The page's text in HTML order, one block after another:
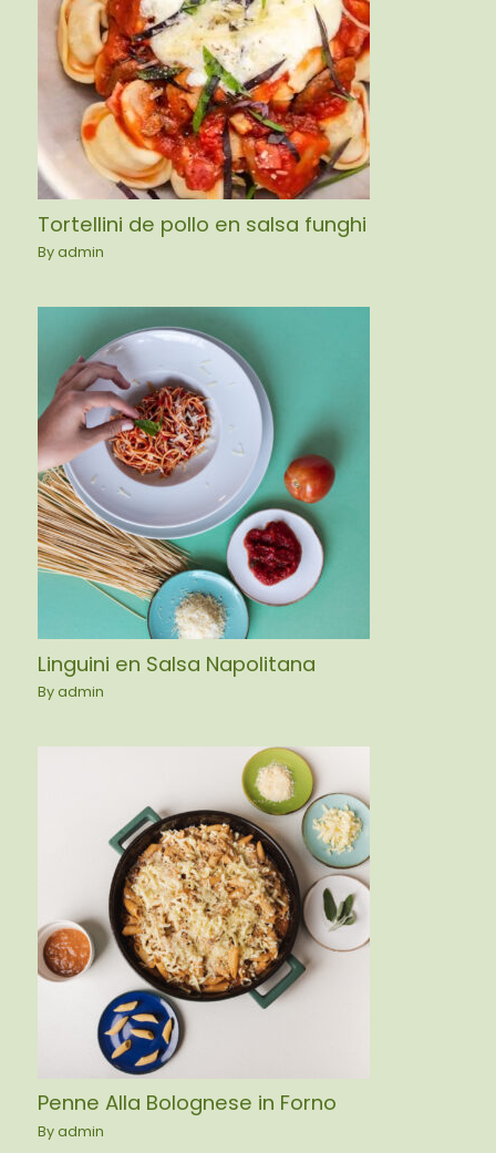
Tortellini de pollo en salsa funghi
Byadmin
Linguini en Salsa Napolitana
Byadmin
Penne Alla Bolognese in Forno
Byadmin